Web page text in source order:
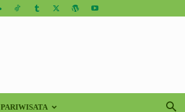
PARIWISATA